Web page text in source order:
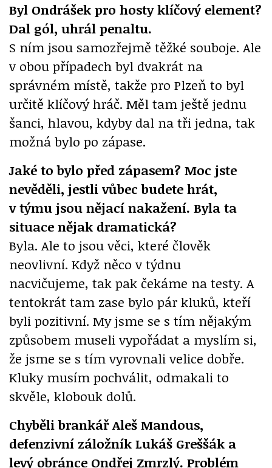
Byl Ondrášek pro hosty klíčový element?
Dal gól, uhrál penaltu.
S ním jsou samozřejmě těžké souboje. Ale
v obou případech byl dvakrát na
správném místě, takže pro Plzeň to byl
určitě klíčový hráč. Měl tam ještě jednu
šanci, hlavou, kdyby dal na tři jedna, tak
možná bylo po zápase.
Jaké to bylo před zápasem? Moc jste
nevěděli, jestli vůbec budete hrát,
v týmu jsou nějací nakažení. Byla ta
situace nějak dramatická?
Byla. Ale to jsou věci, které člověk
neovlivní. Když něco v týdnu
nacvičujeme, tak pak čekáme na testy. A
tentokrát tam zase bylo pár kluků, kteří
byli pozitivní. My jsme se s tím nějakým
způsobem museli vypořádat a myslím si,
že jsme se s tím vyrovnali velice dobře.
Kluky musím pochválit, odmakali to
skvěle, klobouk dolů.
Chyběli brankář Aleš Mandous,
defenzivní záložník Lukáš Greššák a
levý obránce Ondřej Zmrzlý. Problém